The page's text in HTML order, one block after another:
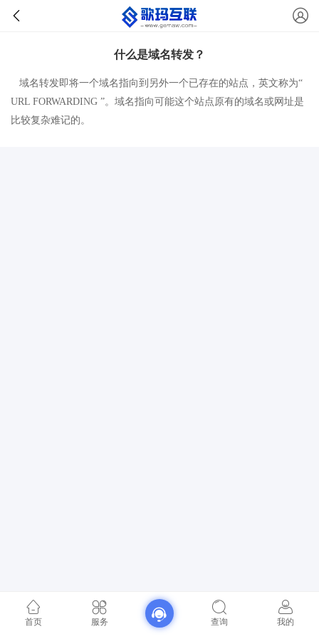
什么是域名转发？
域名转发即将一个域名指向到另外一个已存在的站点，英文称为“
URL FORWARDING ”。域名指向可能这个站点原有的域名或网址是
比较复杂难记的。
首页 服务 查询 我的